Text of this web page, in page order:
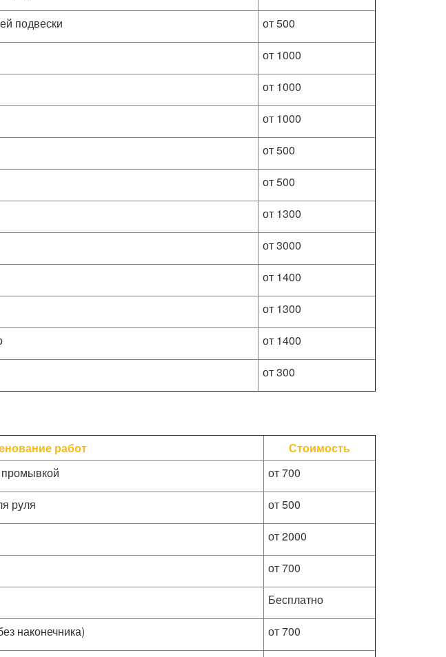
подвески
от 500
от 1000
от 1000
от 1000
от 500
от 500
от 1300
от 3000
от 1400
от 1300
от 1400
от 300
работ
Стоимость
от 700
руля
от 500
от 2000
от 700
Бесплатно
наконечника)
от 700